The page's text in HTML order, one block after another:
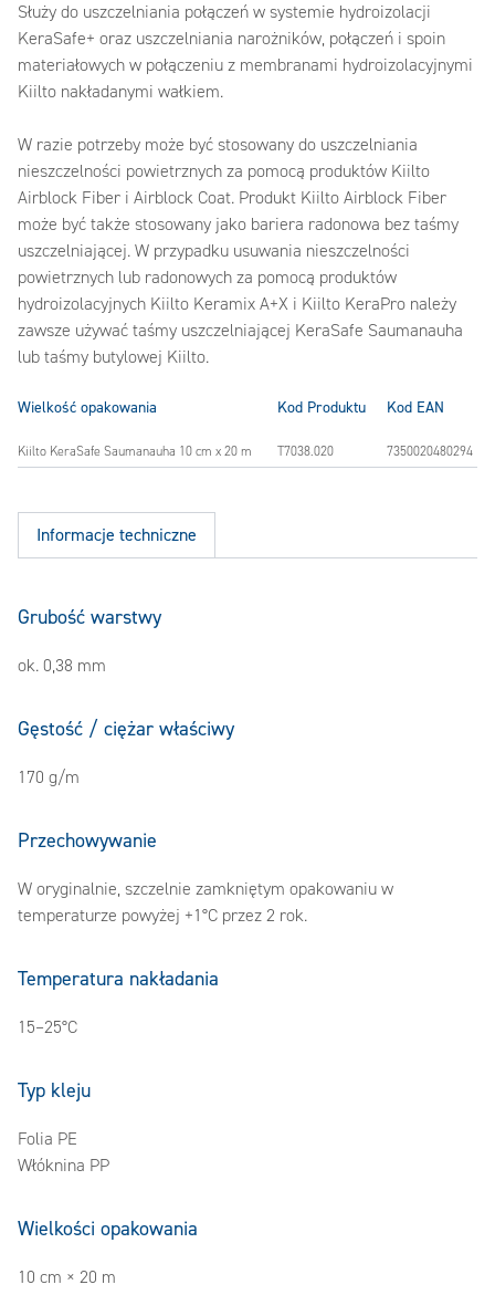
Służy do uszczelniania połączeń w systemie hydroizolacji
KeraSafe+ oraz uszczelniania narożników, połączeń i spoin
materiałowych w połączeniu z membranami hydroizolacyjnymi
Kiilto nakładanymi wałkiem.
W razie potrzeby może być stosowany do uszczelniania
nieszczelności powietrznych za pomocą produktów Kiilto
Airblock Fiber i Airblock Coat. Produkt Kiilto Airblock Fiber
może być także stosowany jako bariera radonowa bez taśmy
uszczelniającej. W przypadku usuwania nieszczelności
powietrznych lub radonowych za pomocą produktów
hydroizolacyjnych Kiilto Keramix A+X i Kiilto KeraPro należy
zawsze używać taśmy uszczelniającej KeraSafe Saumanauha
lub taśmy butylowej Kiilto.
Wielkość opakowania Kod Produktu Kod EAN
Kiilto KeraSafe Saumanauha 10 cm x 20 m T7038.020 7350020480294
Informacje techniczne
Grubość warstwy
ok. 0,38 mm
Gęstość / ciężar właściwy
170 g/m
Przechowywanie
W oryginalnie, szczelnie zamkniętym opakowaniu w
temperaturze powyżej +1°C przez 2 rok.
Temperatura nakładania
15–25°C
Typ kleju
Folia PE
Włóknina PP
Wielkości opakowania
10 cm × 20 m